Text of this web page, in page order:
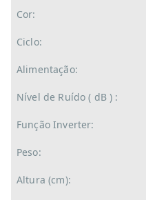
Cor:
Ciclo:
Alimentação:
Nível de Ruído ( dB ) :
Função Inverter:
Peso:
Altura (cm):